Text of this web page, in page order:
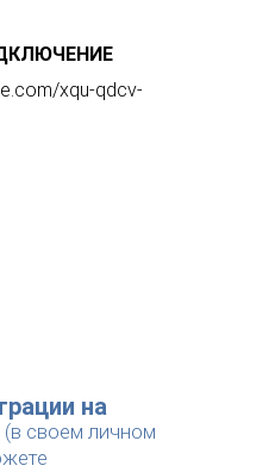
xqu-qdcv-
на
(в своем личном